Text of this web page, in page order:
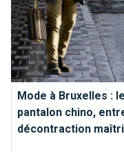
Mode à Bruxelles :
pantalon chino,
décontraction